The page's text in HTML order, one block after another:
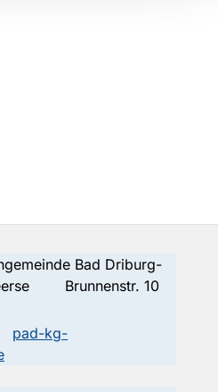
Bad Driburg-
Brunnenstr. 10
pad-kg-